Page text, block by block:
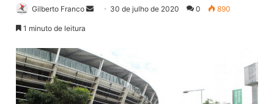
Gilberto Franco
d
e
u
m
30 de julho de 2020 0 890
1 minuto de leitura